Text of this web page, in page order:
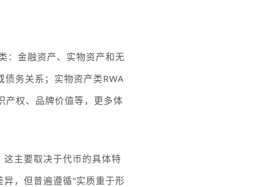
：金融资产、实物资产和无
债务关系；实物资产类RWA
产权、品牌价值等，更多体
主要取决于代币的具体特
异，但普遍遵循“实质重于形